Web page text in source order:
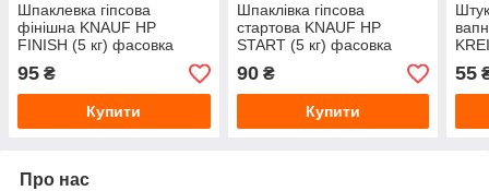
Шпаклевка гіпсова
фінішна KNAUF HP
FINISH (5 кг) фасовка
95 ₴
Купити
Шпаклівка гіпсова
стартова KNAUF HP
START (5 кг) фасовка
90₴
Купити
55
Про нас